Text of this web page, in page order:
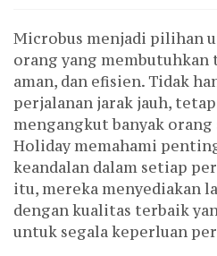
Microbus menjadi pilihan
orang yang membutuhkan
aman, dan efisien. Tidak
perjalanan jarak jauh,
mengangkut banyak orang
Holiday memahami
keandalan dalam setiap
itu, mereka menyediakan
dengan kualitas terbaik
untuk segala keperluan